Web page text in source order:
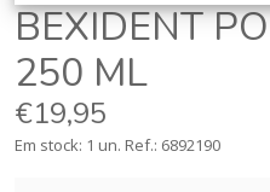
BEXIDENT
250 ML
€19,95
Em stock: 1 un. Ref.: 6892190